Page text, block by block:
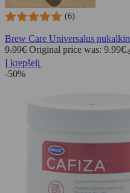
(6)
Brew Care Universalus
9.99€ Original price was: 9.99€.
Į krepšelį
-50%